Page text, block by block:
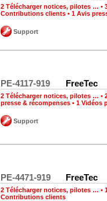
2 Télécharger notices, pilotes … •
Contributions clients • 1 Avis
Support
PE-4117-919 FreeTec
2 Télécharger notices, pilotes … •
presse & récompenses • 1 Vidéos
Support
PE-4471-919 FreeTec
2 Télécharger notices, pilotes … •
Contributions clients